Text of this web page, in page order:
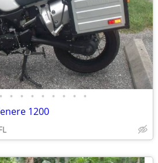
• • • • • • • • •
1200